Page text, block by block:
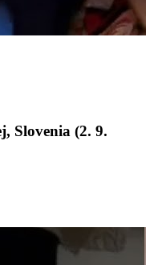
Slovenia (2. 9.